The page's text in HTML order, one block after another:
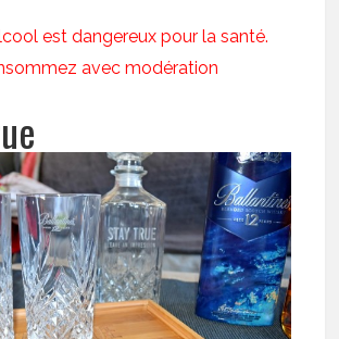
est dangereux pour la santé.
avec modération